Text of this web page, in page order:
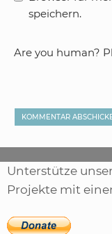
speichern.
Are you human?
Unterstütze
Projekte mit